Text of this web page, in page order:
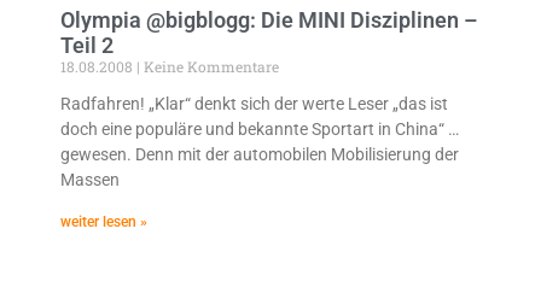
Olympia @bigblogg: Die MINI Disziplinen –
Teil 2
18.08.2008
Keine Kommentare
Radfahren! „Klar“ denkt sich der werte Leser „das ist
doch eine populäre und bekannte Sportart in China“ …
gewesen. Denn mit der automobilen Mobilisierung der
Massen
weiter lesen »